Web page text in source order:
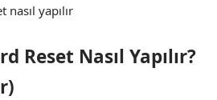
Reset Nasıl Yapılır?